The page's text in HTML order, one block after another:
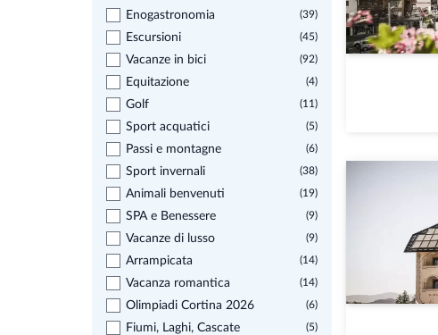
Enogastronomia (39)
Escursioni (45)
Vacanze in bici (92)
Equitazione (4)
Golf (11)
Sport acquatici (5)
Passi e montagne (6)
Sport invernali (38)
Animali benvenuti (19)
SPA e Benessere (9)
Vacanze di lusso (9)
Arrampicata (14)
Vacanza romantica (14)
Olimpiadi Cortina 2026 (6)
Fiumi, Laghi, Cascate (5)